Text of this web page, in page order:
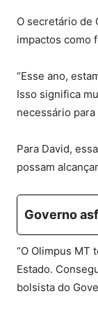
O secretário de
impactos como
“Esse ano,
Isso significa
necessário
Para David,
possam
Governo
“O Olimpus MT
Estado.
bolsista do